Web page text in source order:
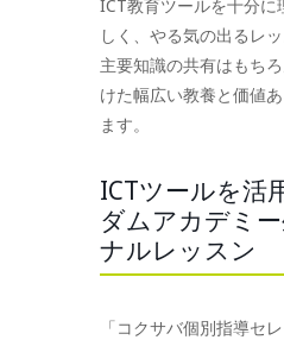
ICT教育ツールを十分に
しく、やる気の出るレ
主要知識の共有はもち
けた幅広い教養と価値
ます。
ICTツールを活
ダムアカデミ
ナルレッスン
「コクサバ個別指導セ